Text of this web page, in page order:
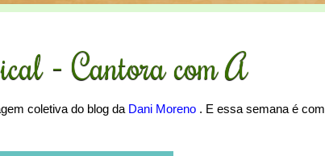
- Cantora com A
coletiva do blog da Dani Moreno . E essa semana é com